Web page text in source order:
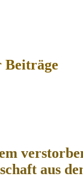
Beiträge
aus